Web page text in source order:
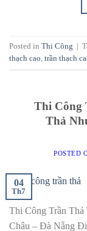
Posted in Thi Công
thạch cao, trần thạch
Thi Công
Thả
POSTED
04
Th7
Thi Công Trần
Châu – Đà Nẵng